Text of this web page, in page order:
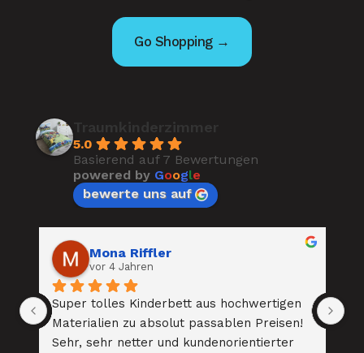
Go Shopping →
5.0
Basierend auf 7 Bewertungen
powered by Google
bewerte uns auf
Mona Riffler
vor 4 Jahren
Super tolles Kinderbett aus hochwertigen
Materialien zu absolut passablen Preisen!
Sehr, sehr netter und kundenorientierter